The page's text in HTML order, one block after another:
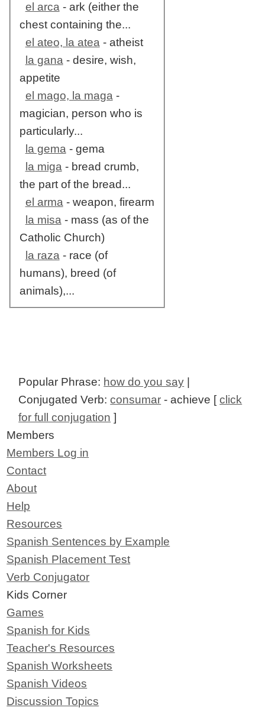
el arca - ark (either the
chest containing the...
el ateo, la atea - atheist
la gana - desire, wish,
appetite
el mago, la maga -
magician, person who is
particularly...
la gema - gema
la miga - bread crumb,
the part of the bread...
el arma - weapon, firearm
la misa - mass (as of the
Catholic Church)
la raza - race (of
humans), breed (of
animals),...
Popular Phrase: how do you say
Conjugated Verb:consumar - achieve [click
for full conjugation ]
Members
Members Log in
Contact
About
Help
Resources
Spanish Sentences by Example
Spanish Placement Test
Verb Conjugator
Kids Corner
Games
Spanish for Kids
Teacher's Resources
Spanish Worksheets
Spanish Videos
Discussion Topics